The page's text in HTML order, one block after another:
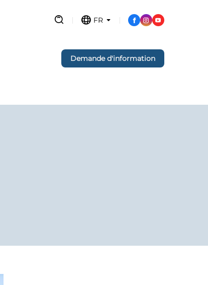
FR
Demande d'information